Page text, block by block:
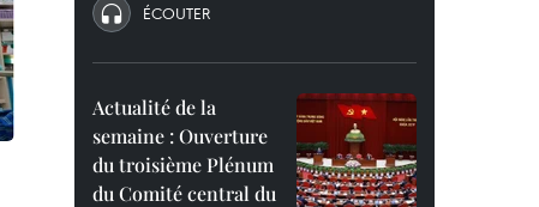
ÉCOUTER
Actualité de la
semaine : Ouverture
du troisième Plénum
du Comité central du